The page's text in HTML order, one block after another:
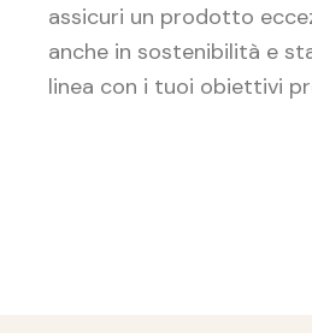
assicuri un prodotto
anche in sostenibilità e
linea con i tuoi obiettivi